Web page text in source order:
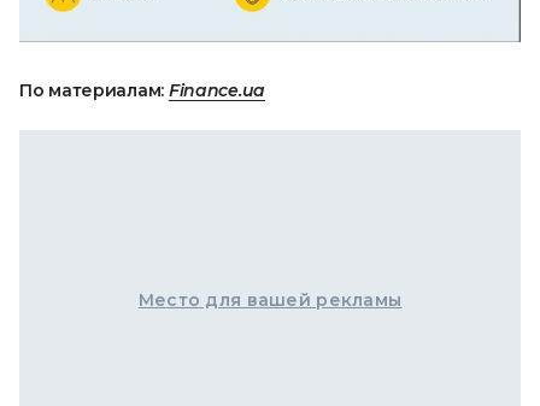
По материалам: Finance.ua
Место для вашей рекламы